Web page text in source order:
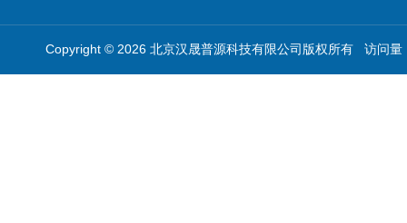
Copyright © 2026 北京汉晟普源科技有限公司版权所有 访问量